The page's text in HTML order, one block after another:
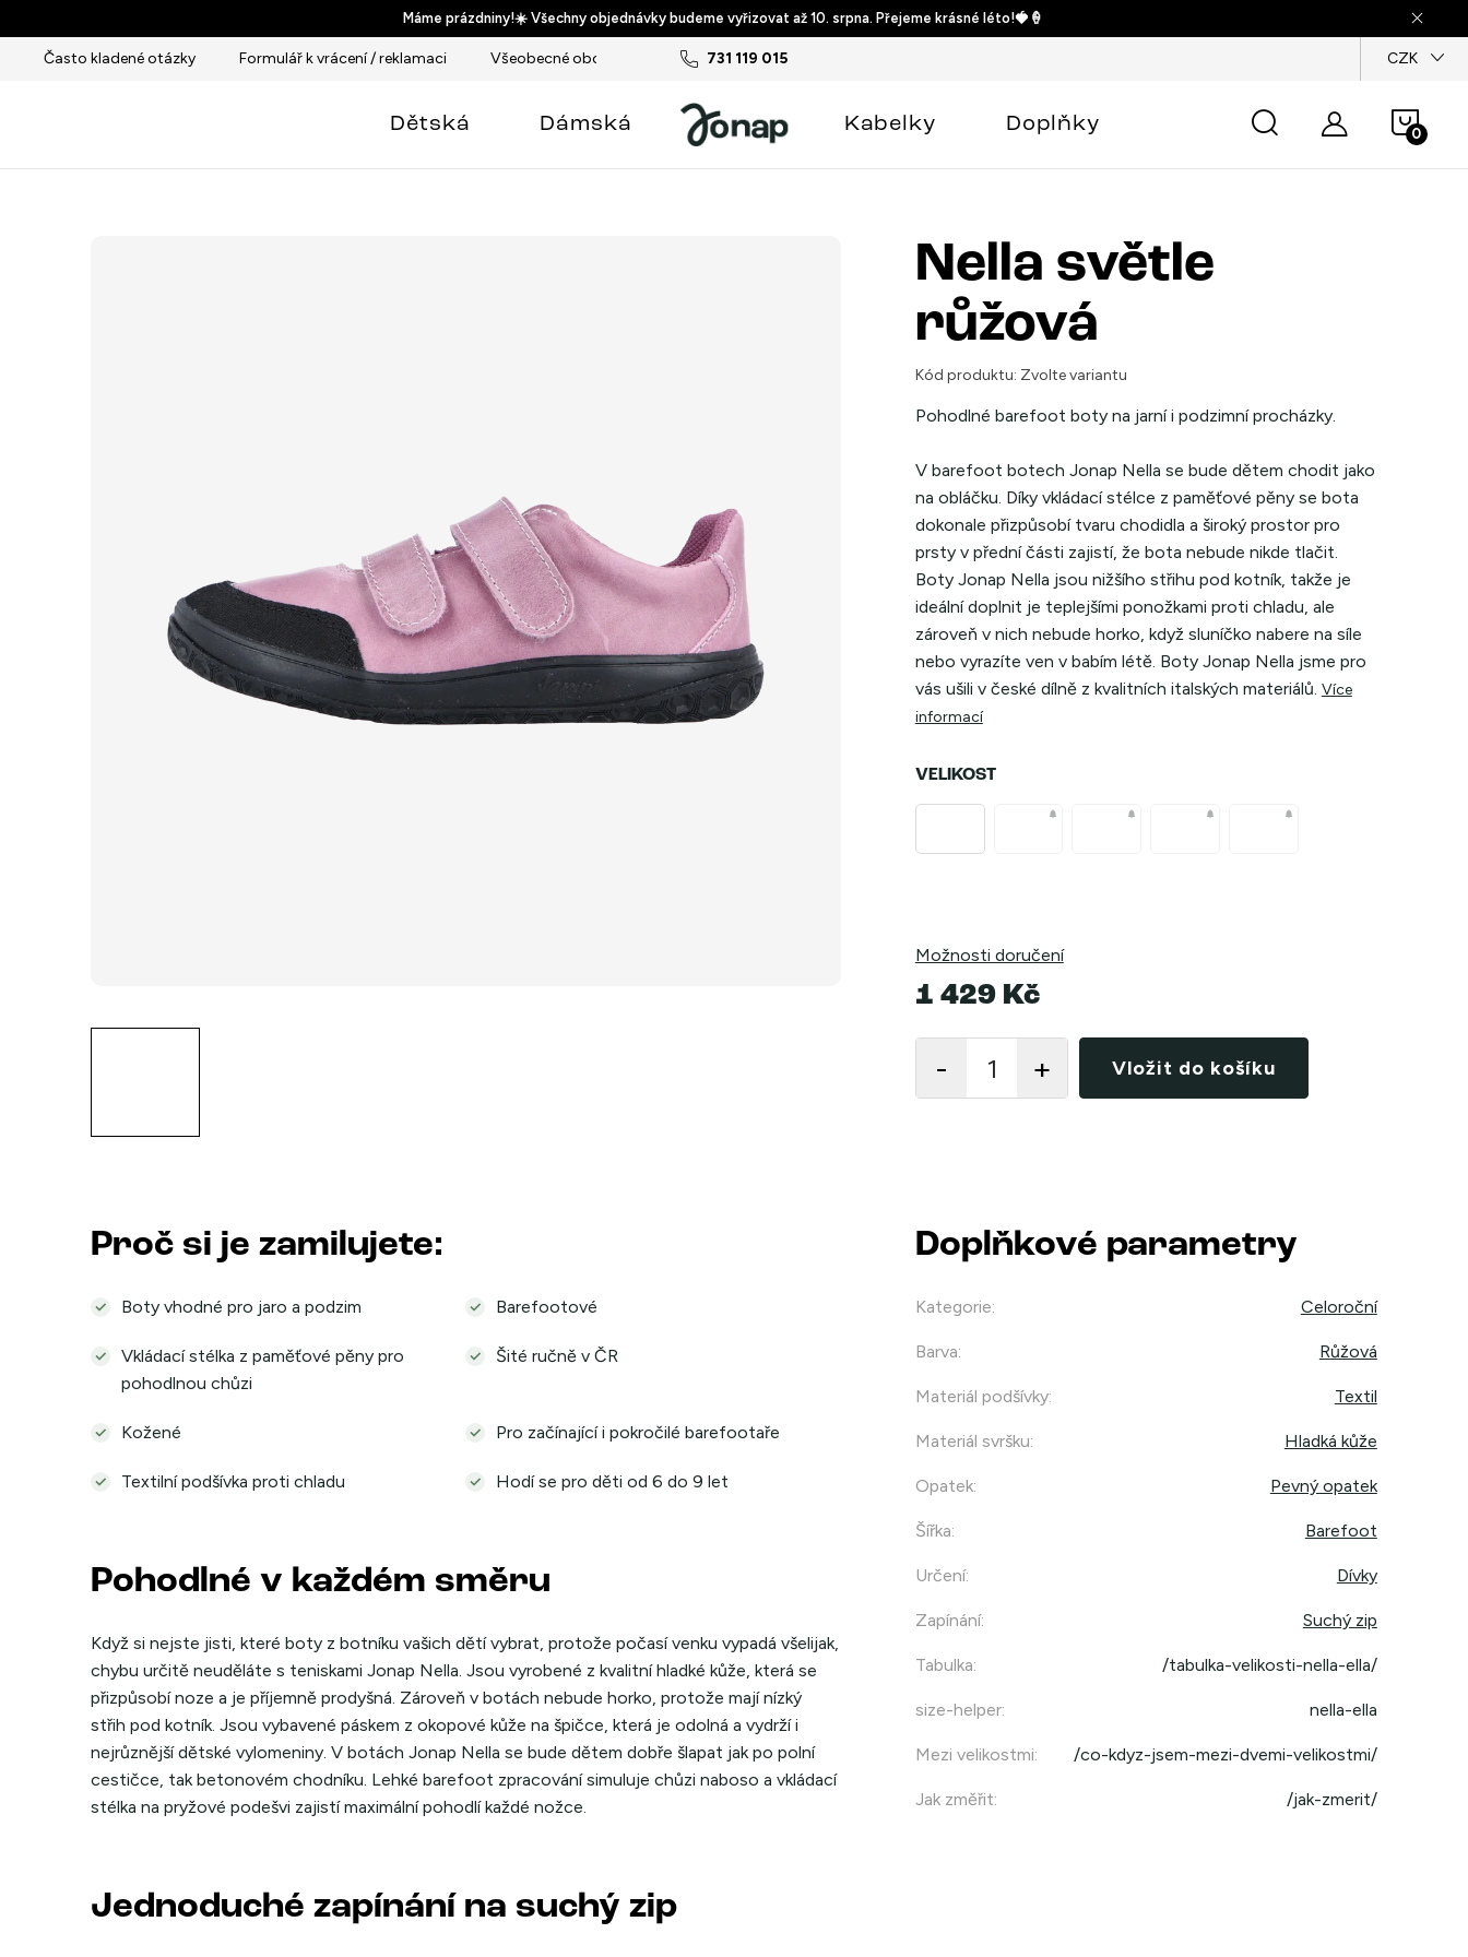
na
obsah
Máme prázdniny!☀️ Všechny objednávky budeme vyřizovat až 10. srpna. Přejeme krásné léto!🍓🍦
731 119 015
Často kladené otázky Formulář k vrácení / reklamaci Všeobecné obchodní podmínky Podmínky ochrany osobních údajů CZK
košík
Dětská Dámská Kabelky Doplňky
Nella světle
růžová
Kód produktu: Zvolte variantu
Pohodlné barefoot boty na jarní i podzimní procházky.
V barefoot botech Jonap Nella se bude dětem chodit jako
na obláčku. Díky vkládací stélce z paměťové pěny se bota
dokonale přizpůsobí tvaru chodidla a široký prostor pro
prsty v přední části zajistí, že bota nebude nikde tlačit.
Boty Jonap Nella jsou nižšího střihu pod kotník, takže je
ideální doplnit je teplejšími ponožkami proti chladu, ale
zároveň v nich nebude horko, když sluníčko nabere na síle
nebo vyrazíte ven v babím létě. Boty Jonap Nella jsme pro
vás ušili v české dílně z kvalitních italských materiálů. Více
informací
VELIKOST
Možnosti doručení
1 429 Kč
Vložit do košíku
Proč si je zamilujete:
Boty vhodné pro jaro a podzim Barefootové
Vkládací stélka z paměťové pěny pro
pohodlnou chůzi
Šité ručně v ČR
Kožené Pro začínající i pokročilé barefootaře
Textilní podšívka proti chladu Hodí se pro děti od 6 do 9 let
Pohodlné v každém směru
Když si nejste jisti, které boty z botníku vašich dětí vybrat, protože počasí venku vypadá všelijak,
chybu určitě neuděláte s teniskami Jonap Nella. Jsou vyrobené z kvalitní hladké kůže, která se
přizpůsobí noze a je příjemně prodyšná. Zároveň v botách nebude horko, protože mají nízký
střih pod kotník. Jsou vybavené páskem z okopové kůže na špičce, která je odolná a vydrží i
nejrůznější dětské vylomeniny. V botách Jonap Nella se bude dětem dobře šlapat jak po polní
cestičce, tak betonovém chodníku. Lehké barefoot zpracování simuluje chůzi naboso a vkládací
stélka na pryžové podešvi zajistí maximální pohodlí každé nožce.
Jednoduché zapínání na suchý zip
Doplňkové parametry
Kategorie: Celoroční
Barva: Růžová
Materiál podšívky: Textil
Materiál svršku: Hladká kůže
Opatek: Pevný opatek
Šířka: Barefoot
Určení: Dívky
Zapínání: Suchý zip
Tabulka: /tabulka-velikosti-nella-ella/
size-helper: nella-ella
Mezi velikostmi: /co-kdyz-jsem-mezi-dvemi-velikostmi/
Jak změřit: /jak-zmerit/